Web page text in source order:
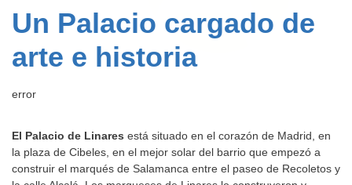
Un Palacio cargado de
arte e historia
error
El Palacio de Linares está situado en el corazón de Madrid, en
la plaza de Cibeles, en el mejor solar del barrio que empezó a
construir el marqués de Salamanca entre el paseo de Recoletos y